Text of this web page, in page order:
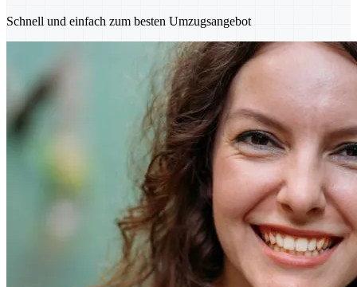
Schnell und einfach zum besten Umzugsangebot